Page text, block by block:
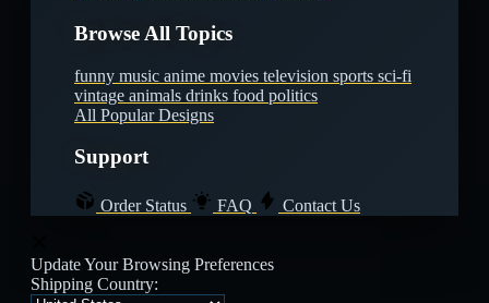
Browse All Topics
funny music anime movies television sports sci-fi
vintage animals drinks food politics
All Popular Designs
Support
Order Status FAQ Contact Us
Update Your Browsing Preferences
Shipping Country: